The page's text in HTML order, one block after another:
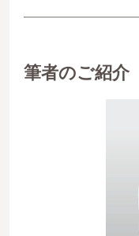
筆者のご紹介